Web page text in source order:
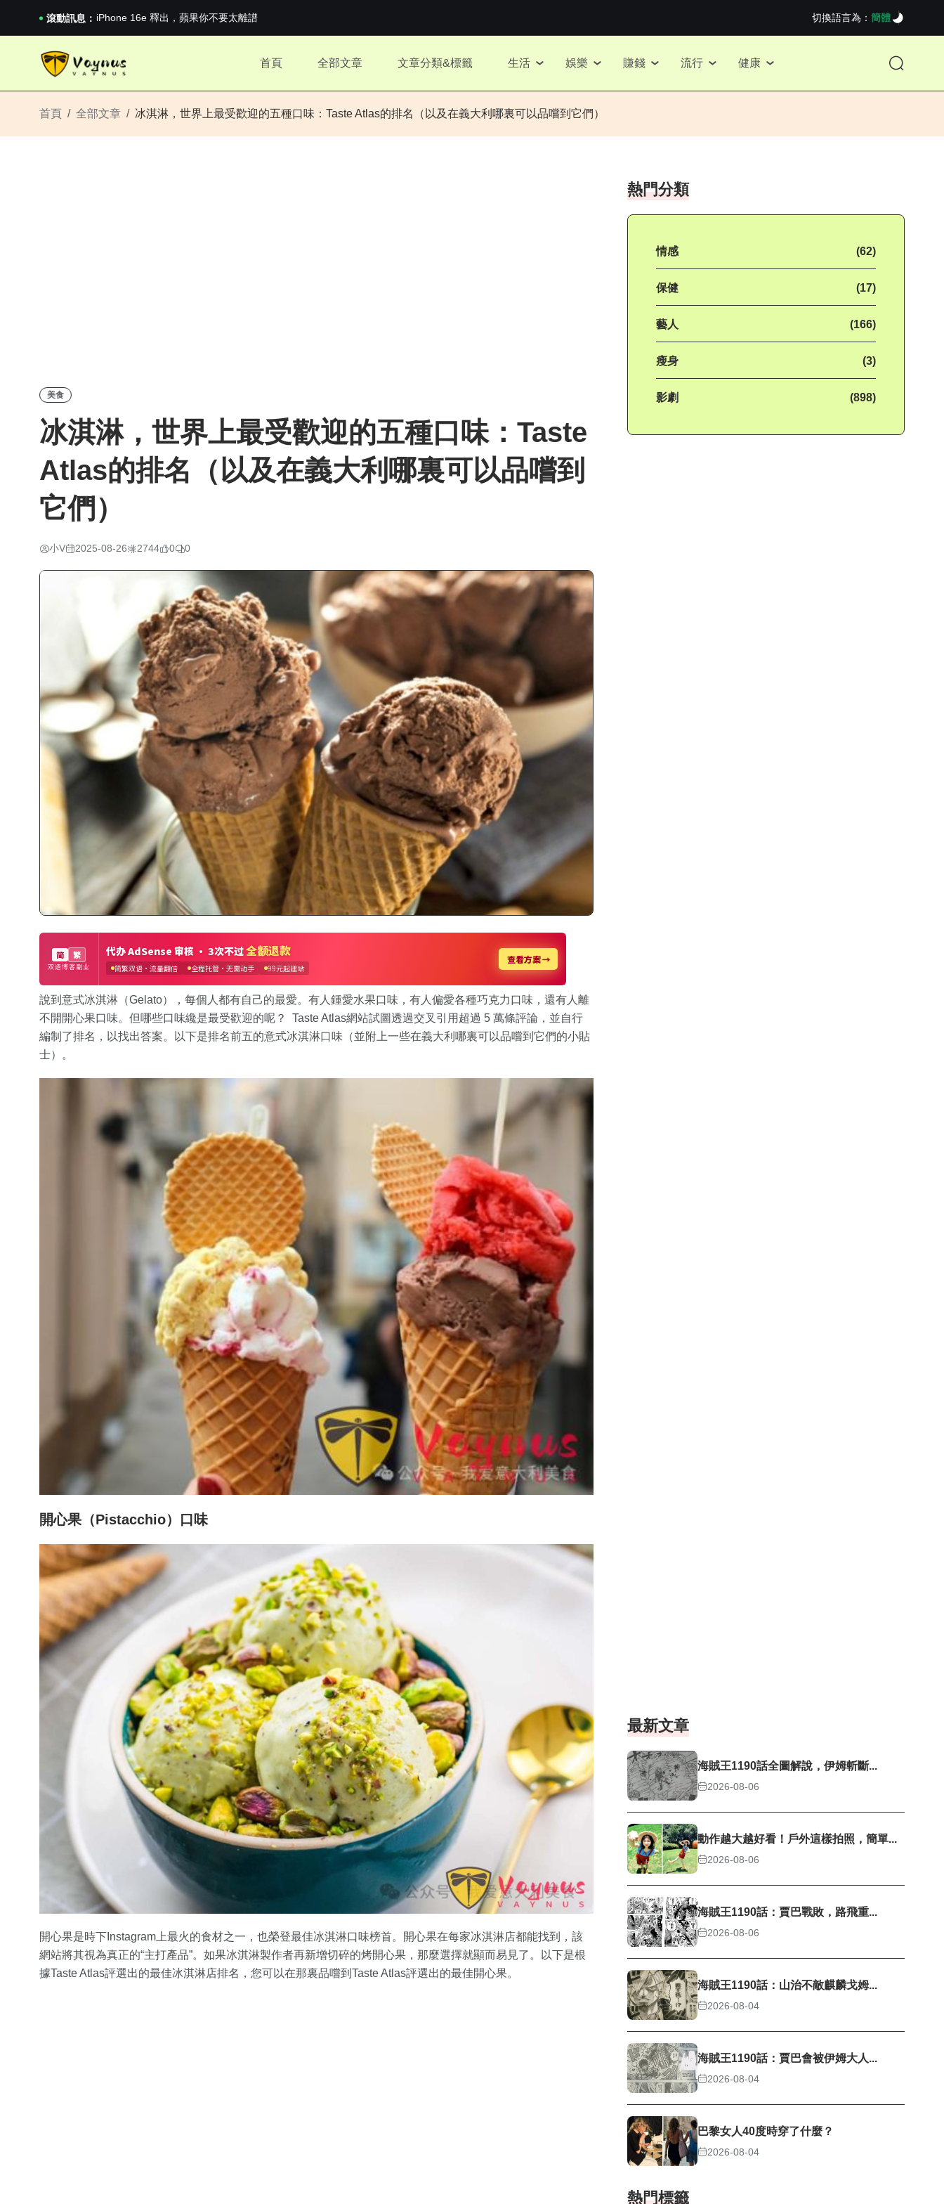
滾動訊息： 2026澳網男單收官：全滿貫對上全滿亞，德約...
《巔峰守衛 Highguard》正式上線，官...
切換語言為： 簡體
首頁 全部文章 文章分類&標籤 生活 娛樂 賺錢 流行 健康
首頁 全部文章 冰淇淋，世界上最受歡迎的五種口味：Taste Atlas的排名（以及在義大利哪裏可以品嚐到它們）
美食
冰淇淋，世界上最受歡迎的五種口味：Taste
Atlas的排名（以及在義大利哪裏可以品嚐到
它們）
小V 2025-08-26 2744 0 0
說到意式冰淇淋（Gelato），每個人都有自己的最愛。有人鍾愛水果口味，有人偏愛各種巧克力口味，還有人離
不開開心果口味。但哪些口味纔是最受歡迎的呢？ Taste Atlas網站試圖透過交叉引用超過 5 萬條評論，並自行
編制了排名，以找出答案。以下是排名前五的意式冰淇淋口味（並附上一些在義大利哪裏可以品嚐到它們的小貼
士）。
開心果（Pistacchio）口味
開心果是時下Instagram上最火的食材之一，也榮登最佳冰淇淋口味榜首。開心果在每家冰淇淋店都能找到，該
網站將其視為真正的“主打產品”。如果冰淇淋製作者再新增切碎的烤開心果，那麼選擇就顯而易見了。以下是根
據Taste Atlas評選出的最佳冰淇淋店排名，您可以在那裏品嚐到Taste Atlas評選出的最佳開心果。
熱門分類
情感 (62)
保健 (17)
藝人 (166)
瘦身 (3)
影劇 (898)
最新文章
海賊王1190話全圖解說，伊姆斬斷...
2026-08-06
動作越大越好看！戶外這樣拍照，簡單...
2026-08-06
海賊王1190話：賈巴戰敗，路飛重...
2026-08-06
海賊王1190話：山治不敵麒麟戈姆...
2026-08-04
海賊王1190話：賈巴會被伊姆大人...
2026-08-04
巴黎女人40度時穿了什麼？
2026-08-04
熱門標籤